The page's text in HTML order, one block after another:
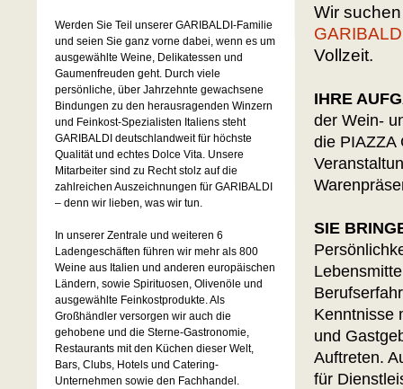
Wir
Vollzeit.
IHRE
der Wein-
die PIAZZA
SIE
Kenntnisse
und
Auftreten.
für
Werden Sie Teil unserer GARIBALDI-Familie
und seien Sie ganz vorne dabei, wenn es um
ausgewählte Weine, Delikatessen und
Gaumenfreuden geht. Durch viele
persönliche, über Jahrzehnte gewachsene
Bindungen zu den herausragenden Winzern
und Feinkost-Spezialisten Italiens steht
GARIBALDI deutschlandweit für höchste
Qualität und echtes Dolce Vita. Unsere
Mitarbeiter sind zu Recht stolz auf die
zahlreichen Auszeichnungen für GARIBALDI
– denn wir lieben, was wir tun.
In unserer Zentrale und weiteren 6
Ladengeschäften führen wir mehr als 800
Weine aus Italien und anderen europäischen
Ländern, sowie Spirituosen, Olivenöle und
ausgewählte Feinkostprodukte. Als
Großhändler versorgen wir auch die
gehobene und die Sterne-Gastronomie,
Restaurants mit den Küchen dieser Welt,
Bars, Clubs, Hotels und Catering-
Unternehmen sowie den Fachhandel.